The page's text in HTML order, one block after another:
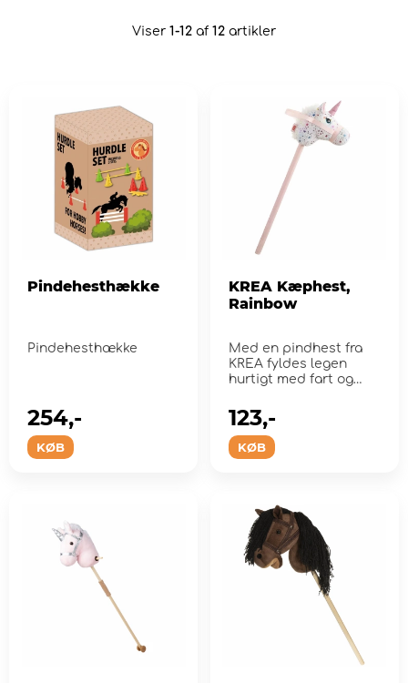
Viser 1-12 af 12 artikler
Pindehesthække
Pindehesthække
KØB
254,-
KREA Kæphest,
Rainbow
Med en pindhest fra
KREA fyldes legen
hurtigt med fart og
KØB
123,-